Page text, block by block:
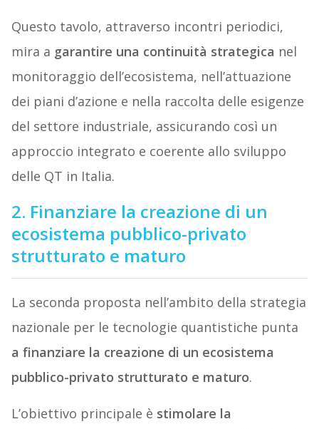
Questo tavolo, attraverso incontri periodici,
mira a garantire una continuità strategica nel
monitoraggio dell’ecosistema, nell’attuazione
dei piani d’azione e nella raccolta delle esigenze
del settore industriale, assicurando così un
approccio integrato e coerente allo sviluppo
delle QT in Italia.
2. Finanziare la creazione di un
ecosistema pubblico-privato
strutturato e maturo
La seconda proposta nell’ambito della strategia
nazionale per le tecnologie quantistiche punta
a finanziare la creazione di un ecosistema
pubblico-privato strutturato e maturo.
L’obiettivo principale è stimolare la